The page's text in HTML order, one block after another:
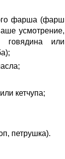
фарша (фарш
усмотрение,
говядина или
кетчупа;
петрушка).